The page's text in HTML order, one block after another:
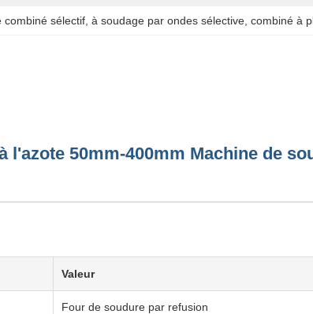
combiné sélectif , à soudage par ondes sélective , combiné à
l'azote 50mm-400mm Machine de
Valeur
Four de soudure par refusion